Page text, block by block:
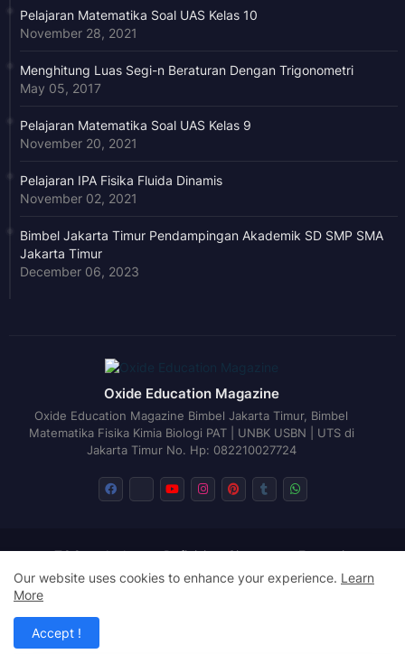
Pelajaran Matematika Soal UAS Kelas 10
November 28, 2021
Menghitung Luas Segi-n Beraturan Dengan Trigonometri
May 05, 2017
Pelajaran Matematika Soal UAS Kelas 9
November 20, 2021
Pelajaran IPA Fisika Fluida Dinamis
November 02, 2021
Bimbel Jakarta Timur Pendampingan Akademik SD SMP SMA
Jakarta Timur
December 06, 2023
Oxide Education Magazine
Oxide Education Magazine Bimbel Jakarta Timur, Bimbel
Matematika Fisika Kimia Biologi PAT | UNBK USBN | UTS di
Jakarta Timur No. Hp: 082210027724
Design by -
TOC Author Definisi Sitemap
Exegesis
Disclaimer
Return Policy Cookies Policy
Our website uses cookies to enhance your experience. Learn
More
Accept !